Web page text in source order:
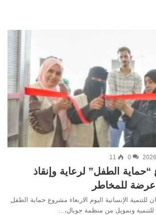
0
11
الطفل” لرعاية وإنقاذ
عرضة للمخاطر
الإنسانية اليوم الاربعاء مشروع حماية الطفل
وتمويل من منظمة جوبال،…